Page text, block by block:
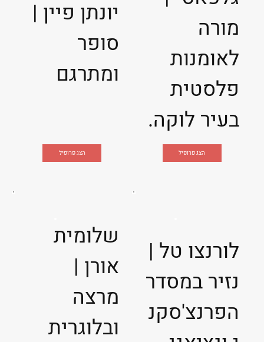
יונתן פיין |
סופר
ומתרגם
הצג פרופיל
מורה
לאומנות
פלסטית
בעיר לוקה.
הצג פרופיל
שלומית
אורן |
מרצה
ובלוגרית
לורנצו טל |
נזיר במסדר
הפרנצ'סקנ